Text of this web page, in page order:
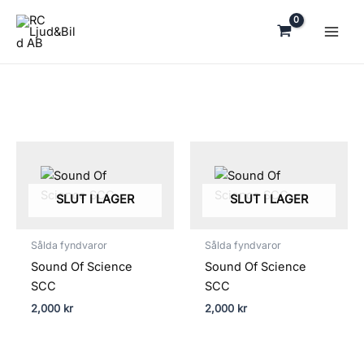
innehåll
SLUT I LAGER
Sålda fyndvaror
Sound Of Science
SCC
2,000 kr
SLUT I LAGER
Sålda fyndvaror
Sound Of Science
SCC
2,000 kr